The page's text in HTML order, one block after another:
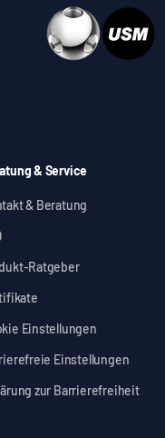
& Service
& Beratung
Ratgeber
Einstellungen
Einstellungen
zur Barrierefreiheit